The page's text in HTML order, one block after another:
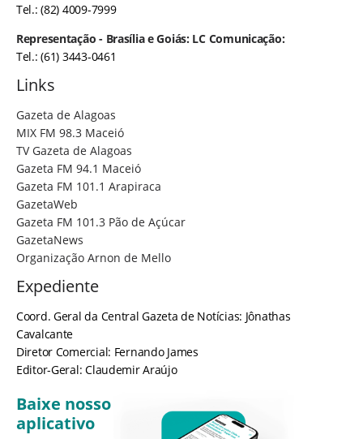
Tel.: (82) 4009-7999
Representação - Brasília e Goiás: LC Comunicação:
Tel.: (61) 3443-0461
Links
Gazeta de Alagoas
MIX FM 98.3 Maceió
TV Gazeta de Alagoas
Gazeta FM 94.1 Maceió
Gazeta FM 101.1 Arapiraca
GazetaWeb
Gazeta FM 101.3 Pão de Açúcar
GazetaNews
Organização Arnon de Mello
Expediente
Coord. Geral da Central Gazeta de Notícias: Jônathas
Cavalcante
Diretor Comercial: Fernando James
Editor-Geral: Claudemir Araújo
Baixe nosso
aplicativo